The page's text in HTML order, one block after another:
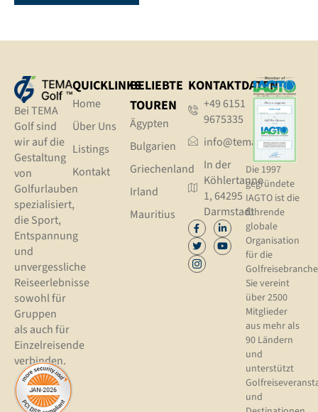
Bei TEMA
Golf sind
wir auf die
Gestaltung
von
Golfurlauben
spezialisiert,
die Sport,
Entspannung
und
unvergessliche
Reiseerlebnisse
sowohl für
Gruppen
als auch für
Einzelreisende
verbinden.
QUICKLINKS
Home
Über Uns
Listings
Kontakt
BELIEBTE
TOUREN
Ägypten
Bulgarien
Griechenland
Irland
Mauritius
KONTAKTDATEN
+49 6151
9675335
info@tema.golf
In der
Köhlertanne
1, 64295
Darmstadt
Die 1997
gegründete
IAGTO ist die
führende
globale
Organisation
für die
Sie vereint
über 2500
Mitglieder
aus mehr als
90 Ländern
und
unterstützt
und